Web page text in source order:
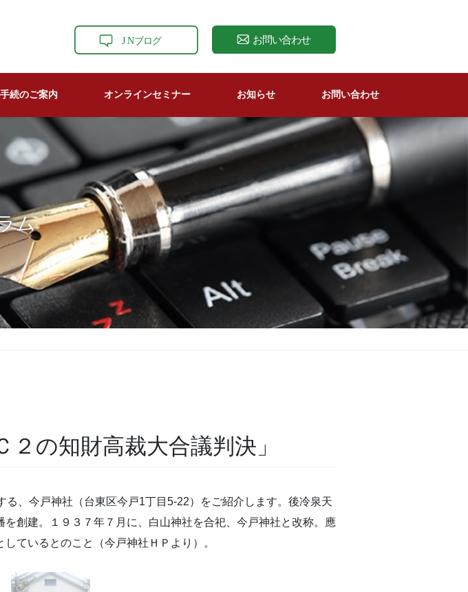
続のご案内 オンラインセミナー お知らせ お問い合わせ
ム
の知財高裁大合議判決」
、今戸神社（台東区今戸1丁目5-22）をご紹介します。後冷泉天
創建。１９３７年７月に、白山神社を合祀、今戸神社と改称。應
ているとのこと（今戸神社ＨＰより）。